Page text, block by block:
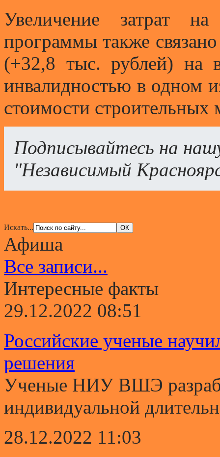
Увеличение затрат
программы также
(+32,8 тыс. рублей) на
инвалидностью в одном
стоимости строительных
Подписывайтесь на
"Независимый
Искать...
Афиша
Все записи...
Интересные факты
29.12.2022 08:51
Российские ученые
решения
Ученые НИУ ВШЭ
индивидуальной
28.12.2022 11:03